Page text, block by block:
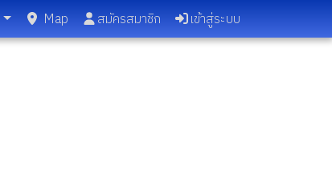
Map สมัครสมาชิก เข้าสู่ระบบ